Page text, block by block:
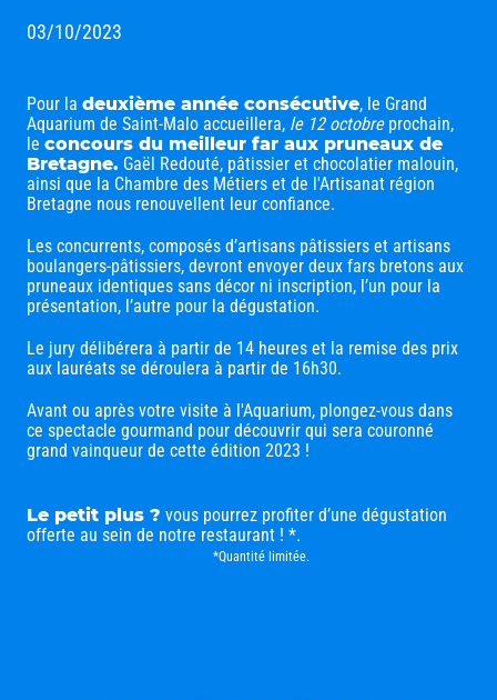
03/10/2023
Pour la deuxième année consécutive, le Grand
Aquarium de Saint-Malo accueillera, le 12 octobre prochain,
le concours du meilleur far aux pruneaux de
Bretagne. Gaël Redouté, pâtissier et chocolatier malouin,
ainsi que la Chambre des Métiers et de l'Artisanat région
Bretagne nous renouvellent leur confiance.
Les concurrents, composés d’artisans pâtissiers et artisans
boulangers-pâtissiers, devront envoyer deux fars bretons aux
pruneaux identiques sans décor ni inscription, l’un pour la
présentation, l’autre pour la dégustation.
Le jury délibérera à partir de 14 heures et la remise des prix
aux lauréats se déroulera à partir de 16h30.
Avant ou après votre visite à l'Aquarium, plongez-vous dans
ce spectacle gourmand pour découvrir qui sera couronné
grand vainqueur de cette édition 2023 !
Le petit plus ? vous pourrez profiter d’une dégustation
offerte au sein de notre restaurant ! *.
*Quantité limitée.